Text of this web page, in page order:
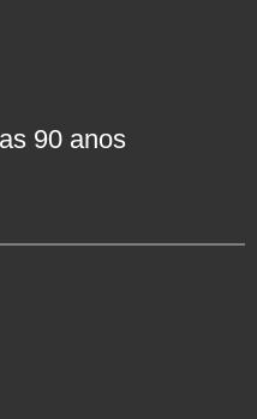
90 anos